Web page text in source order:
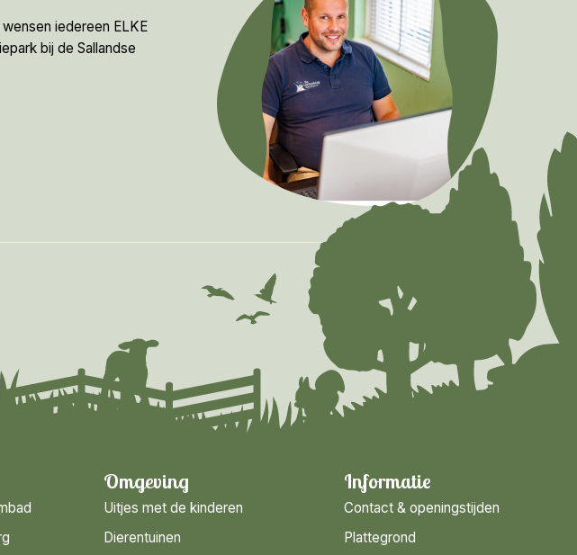
iedereen ELKE
bij de Sallandse
Omgeving
Uitjes met de kinderen
Dierentuinen
Informatie
Contact & openingstijden
Plattegrond